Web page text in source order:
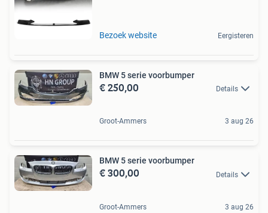
Bezoek website Eergisteren
BMW 5 serie voorbumper
€ 250,00 Details
Groot-Ammers 3 aug 26
BMW 5 serie voorbumper
€ 300,00 Details
Groot-Ammers 3 aug 26